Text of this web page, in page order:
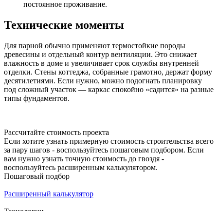
постоянное проживание.
Технические моменты
Для парной обычно применяют термостойкие породы
древесины и отдельный контур вентиляции. Это снижает
влажность в доме и увеличивает срок службы внутренней
отделки. Стены коттеджа, собранные грамотно, держат форму
десятилетиями. Если нужно, можно подогнать планировку
под сложный участок — каркас спокойно «садится» на разные
типы фундаментов.
Рассчитайте стоимость проекта
Если хотите узнать примерную стоимость строительства всего
за пару шагов - воспользуйтесь пошаговым подбором. Если
вам нужно узнать точную стоимость до гвоздя -
воспользуйтесь расширенным калькулятором.
Пошаговый подбор
Расширенный калькулятор